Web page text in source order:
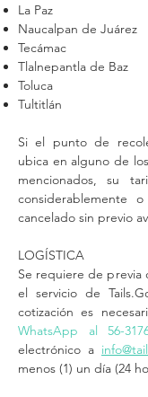
La Paz
Naucalpan de Juárez
Tecámac
Tlalnepantla de Baz
Toluca
Tultitlán
Si el punto de
ubica en alguno de
mencionados, su
considerablemente
cancelado sin previo
LOGÍSTICA
Se requiere de previa
el servicio de
cotización es
WhatsApp al56-
electrónico a
menos (1) un día (24